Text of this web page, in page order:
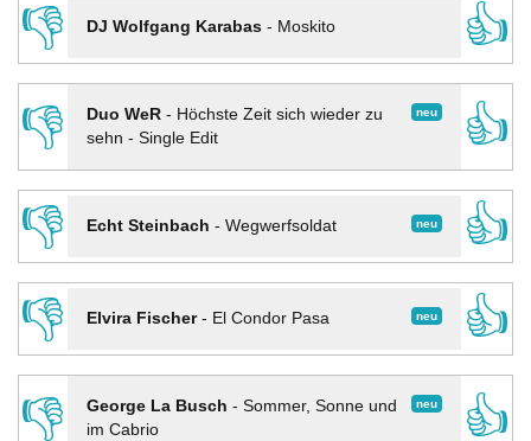
👎
DJ Wolfgang Karabas- Moskito
👍
👎
neu
Duo WeR- Höchste Zeit sich wieder zu
sehn - Single Edit
👍
👎
neu
Echt Steinbach - Wegwerfsoldat
👍
👎
neu
Elvira Fischer- El Condor Pasa
👍
👎
neu
George La Busch - Sommer, Sonne und
im Cabrio
👍